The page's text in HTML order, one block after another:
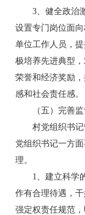
3、健全政治激
设置专门岗位面
单位工作人员，
极培养先进典型
荣誉和经济奖励
感和社会责任感。
（五）完善监
村党组织书记
党组织书记一方
理。
1、建立科学的
作有合理待遇，
强定权责任规范